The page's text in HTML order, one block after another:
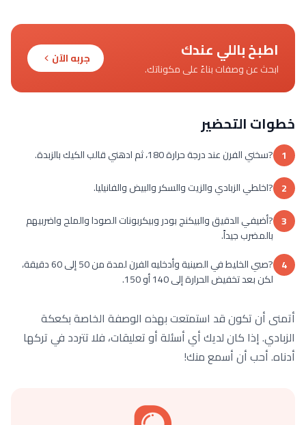
اطبخ باللي عندك
ابحث عن وصفات بناءً على مكوناتك.
جربه الآن
خطوات التحضير
1 ?سخني الفرن عند درجة حرارة 180، ثم ادهني قالب الكيك بالزبدة.
2 ?اخلطي الزبادي والزيت والسكر والبيض والفانيليا.
3 ?أضيفي الدقيق والبيكنج بودر وبيكربونات الصودا والملح واضربيهم
بالمضرب جيداً.
4
?صبي الخليط في الصينية وأدخليه الفرن لمدة من 50 إلى 60 دقيقة،
لكن بعد تخفيض الحرارة إلى 140 أو 150.
أتمنى أن تكون قد استمتعت بهذه الوصفة الخاصة بكعكة
الزبادي. إذا كان لديك أي أسئلة أو تعليقات، فلا تتردد في تركها
أدناه. أحب أن أسمع منك!